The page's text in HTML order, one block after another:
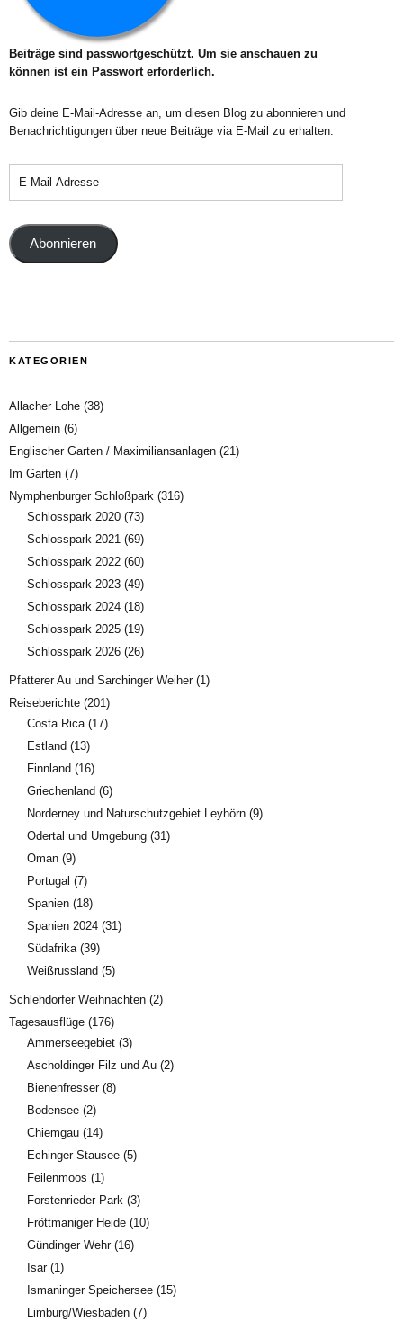
Beiträge sind passwortgeschützt. Um sie anschauen zu
können ist ein Passwort erforderlich.
Gib deine E-Mail-Adresse an, um diesen Blog zu abonnieren und
Benachrichtigungen über neue Beiträge via E-Mail zu erhalten.
Abonnieren
KATEGORIEN
Allacher Lohe (38)
Allgemein (6)
Englischer Garten / Maximiliansanlagen (21)
Im Garten (7)
Nymphenburger Schloßpark (316)
Schlosspark 2020 (73)
Schlosspark 2021 (69)
Schlosspark 2022 (60)
Schlosspark 2023 (49)
Schlosspark 2024 (18)
Schlosspark 2025 (19)
Schlosspark 2026 (26)
Pfatterer Au und Sarchinger Weiher(1)
Reiseberichte (201)
Costa Rica (17)
Estland (13)
Finnland (16)
Griechenland (6)
Norderney und Naturschutzgebiet Leyhörn (9)
Odertal und Umgebung (31)
Oman (9)
Portugal (7)
Spanien (18)
Spanien 2024 (31)
Südafrika (39)
Weißrussland (5)
Schlehdorfer Weihnachten (2)
Tagesausflüge (176)
Ammerseegebiet (3)
Ascholdinger Filz und Au (2)
Bienenfresser(8)
Bodensee (2)
Chiemgau (14)
Echinger Stausee (5)
Feilenmoos (1)
Forstenrieder Park (3)
Fröttmaniger Heide (10)
Gündinger Wehr(16)
Isar(1)
Ismaninger Speichersee (15)
Limburg/Wiesbaden (7)